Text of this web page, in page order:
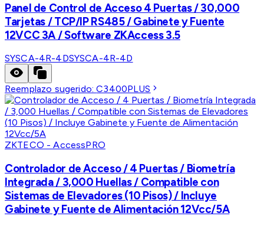
Panel de Control de Acceso 4 Puertas / 30,000
Tarjetas / TCP/IP RS485 / Gabinete y Fuente
12VCC 3A / Software ZKAccess 3.5
SYSCA-4R-4DSYSCA-4R-4D
Reemplazo sugerido:C3400PLUS
ZKTECO - AccessPRO
Controlador de Acceso / 4 Puertas / Biometría
Integrada / 3,000 Huellas / Compatible con
Sistemas de Elevadores (10 Pisos) / Incluye
Gabinete y Fuente de Alimentación 12Vcc/5A